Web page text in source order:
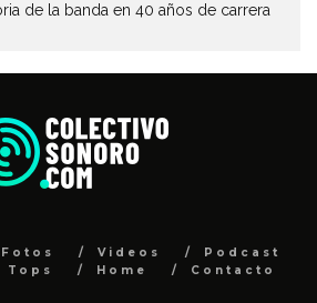
de la banda en 40 años de carrera
Fotos Videos
Podcast
Tops Home Contacto